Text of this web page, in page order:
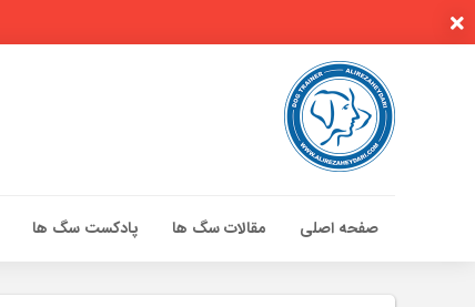
صفحه اصلی مقالات سگ ها پادکست سگ ها
مقالات سگ ها